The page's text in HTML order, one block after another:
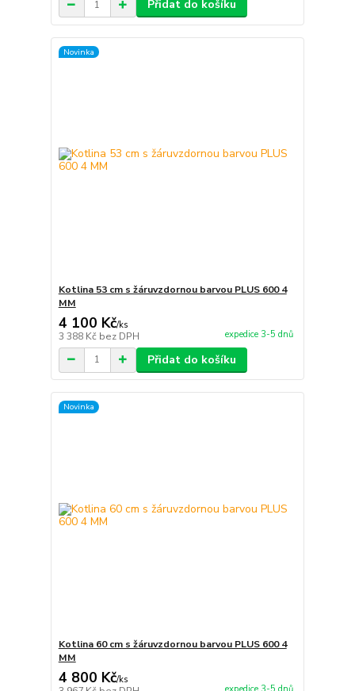
Přidat do košíku
Novinka
Kotlina 53 cm s žáruvzdornou barvou PLUS 600 4
MM
4 100 Kč/ks
3 388 Kč bez DPH expedice 3-5 dnů
Přidat do košíku
Novinka
Kotlina 60 cm s žáruvzdornou barvou PLUS 600 4
MM
4 800 Kč/ks